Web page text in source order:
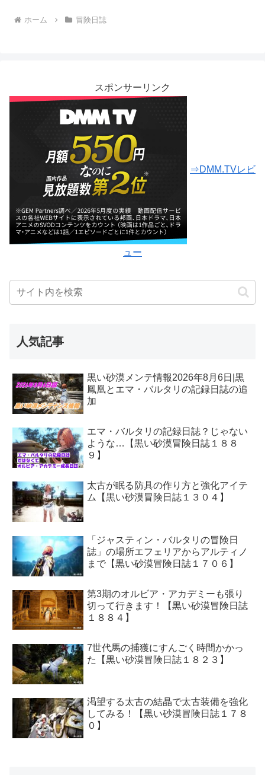
ホーム 冒険日誌
スポンサーリンク
⇒DMM.TVレビ
ュー
人気記事
黒い砂漠メンテ情報2026年8月6日|黒
鳳凰とエマ・バルタリの記録日誌の追
加
エマ・バルタリの記録日誌？じゃない
ような…【黒い砂漠冒険日誌１８８
９】
太古が眠る防具の作り方と強化アイテ
ム【黒い砂漠冒険日誌１３０４】
「ジャスティン・バルタリの冒険日
誌」の場所エフェリアからアルティノ
まで【黒い砂漠冒険日誌１７０６】
第3期のオルビア・アカデミーも張り
切って行きます！【黒い砂漠冒険日誌
１８８４】
7世代馬の捕獲にすんごく時間かかっ
た【黒い砂漠冒険日誌１８２３】
渇望する太古の結晶で太古装備を強化
してみる！【黒い砂漠冒険日誌１７８
０】